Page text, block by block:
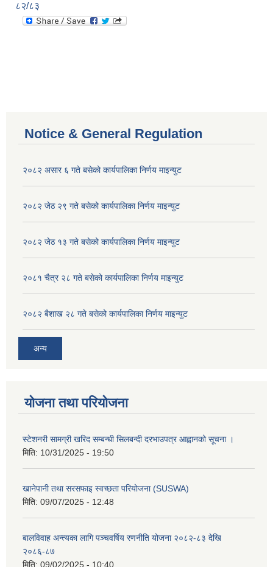
८२/८३
Notice & General Regulation
२०८२ असार ६ गते बसेको कार्यपालिका निर्णय माइन्युट
२०८२ जेठ २९ गते बसेको कार्यपालिका निर्णय माइन्युट
२०८२ जेठ १३ गते बसेको कार्यपालिका निर्णय माइन्युट
२०८१ चैत्र २८ गते बसेको कार्यपालिका निर्णय माइन्युट
२०८२ बैशाख २८ गते बसेको कार्यपालिका निर्णय माइन्युट
अन्य
योजना तथा परियोजना
स्टेशनरी सामग्री खरिद सम्बन्धी सिलबन्दी दरभाउपत्र आह्वानको सूचना ।
मिति: 10/31/2025 - 19:50
खानेपानी तथा सरसफाइ स्वच्छता परियोजना (SUSWA)
मिति: 09/07/2025 - 12:48
बालविवाह अन्त्यका लागि पञ्चवर्षिय रणनीति योजना २०८२-८३ देखि
२०८६-८७
मिति: 09/02/2025 - 10:40